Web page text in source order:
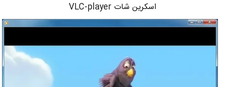
اسکرین شات VLC-player